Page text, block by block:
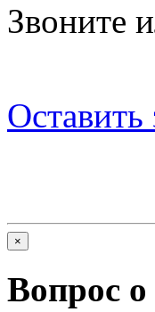
Звоните
Оставить
×
Вопрос о